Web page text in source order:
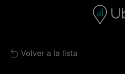
Barra de
Back to list
Volver a la lista